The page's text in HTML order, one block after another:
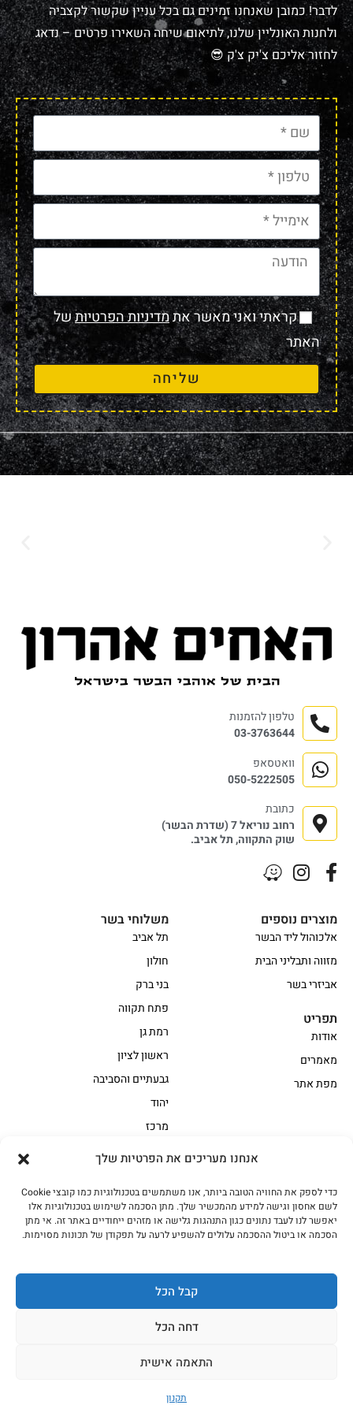
אנחנו מעריכים את הפרטיות שלך
כדי לספק את החוויה הטובה ביותר, אנו משתמשים בטכנולוגיות כמו קובצי Cookie
לשם אחסון וגישה למידע מהמכשיר שלך. מתן הסכמה לשימוש בטכנולוגיות אלו
יאפשר לנו לעבד נתונים כגון התנהגות גלישה או מזהים ייחודיים באתר זה. אי מתן
הסכמה או ביטול ההסכמה עלולים להשפיע לרעה על תפקודן של תכונות מסוימות.
קבל הכל
דחה הכל
התאמה אישית
תקנון
לדבר! כמובן שאנחנו זמינים גם בכל עניין שקשור לקצביה
ולחנות האונליין שלנו, לתיאום שיחה השאירו פרטים – נדאג
לחזור אליכם צ'יק צ'ק 😎
קראתי ואני מאשר אתמדיניות הפרטיותשל
האתר
שליחה
אווז
בשר בקר משובח
בשר בקר עגלה משובח
בשר למעשנת
הודו
חלקים אחוריים
מיוחדי מסורת1
נתחי פנים
עוף
על האש
משלוחי בשר
תל אביב
חולון
בני ברק
פתח תקווה
רמת גן
ראשון לציון
גבעתיים והסביבה
יהוד
מרכז
מוצרים נוספים
אלכוהול ליד הבשר
מזווה ותבליני הבית
אביזרי בשר
תפריט
אודות
מאמרים
מפת אתר
טלפון להזמנות
03-3763644
וואטסאפ
050-5222505
כתובת
רחוב נוריאל 7 (שדרת הבשר)
שוק התקווה, תל אביב.